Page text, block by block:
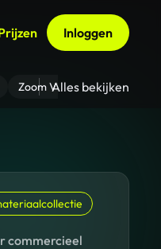
Inloggen
Zoom Virtuele
Alles bekijken
commercieel